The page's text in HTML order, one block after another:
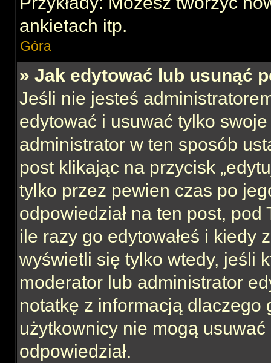
ankietach itp.
Góra
» Jak edytować lub usunąć
Jeśli nie jesteś
edytować i usuwać tylko
administrator w ten sposób
post klikając na przycisk
tylko przez pewien czas po
odpowiedział na ten post,
ile razy go edytowałeś i kiedy
wyświetli się tylko wtedy, jeśli
moderator lub administrator
notatkę z informacją
użytkownicy nie mogą
odpowiedział.